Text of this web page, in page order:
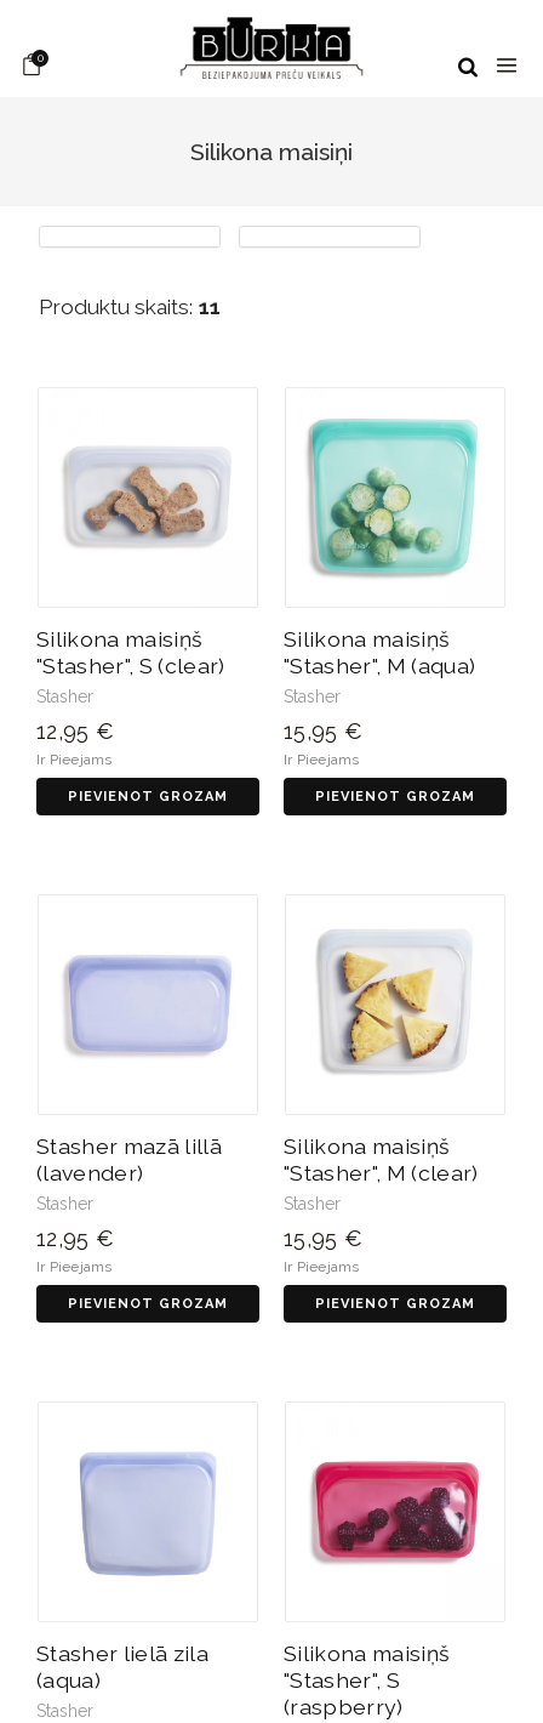
0
Silikona maisiņi
Produktu skaits: 11
Silikona maisiņš
"Stasher", S (clear)
Stasher
12,95 €
Ir Pieejams
PIEVIENOT GROZAM
Silikona maisiņš
"Stasher", M (aqua)
Stasher
15,95 €
Ir Pieejams
PIEVIENOT GROZAM
Stasher mazā lillā
(lavender)
Stasher
12,95 €
Ir Pieejams
PIEVIENOT GROZAM
Silikona maisiņš
"Stasher", M (clear)
Stasher
15,95 €
Ir Pieejams
PIEVIENOT GROZAM
Stasher lielā zila
(aqua)
Stasher
Silikona maisiņš
"Stasher", S
(raspberry)